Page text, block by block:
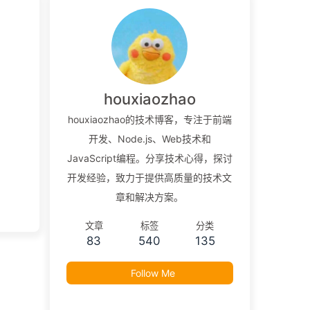
houxiaozhao
houxiaozhao的技术博客，专注于前端
开发、Node.js、Web技术和
JavaScript编程。分享技术心得，探讨
开发经验，致力于提供高质量的技术文
章和解决方案。
文章
83
标签
540
分类
135
Follow Me